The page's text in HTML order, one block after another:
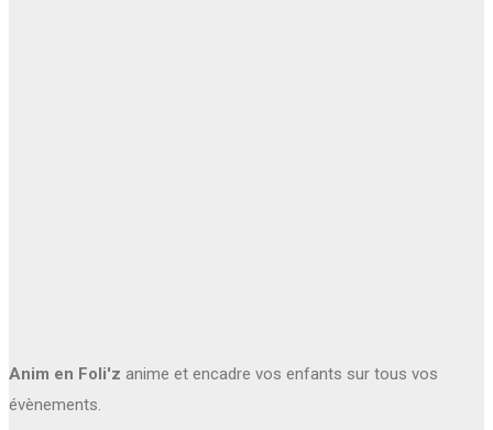
Anim en Foli'z anime et encadre vos enfants sur tous vos
évènements.